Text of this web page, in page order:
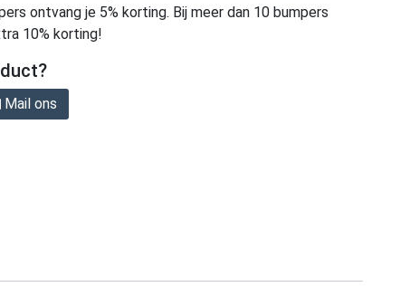
ontvang je 5% korting. Bij meer dan 10 bumpers
10% korting!
Mail ons